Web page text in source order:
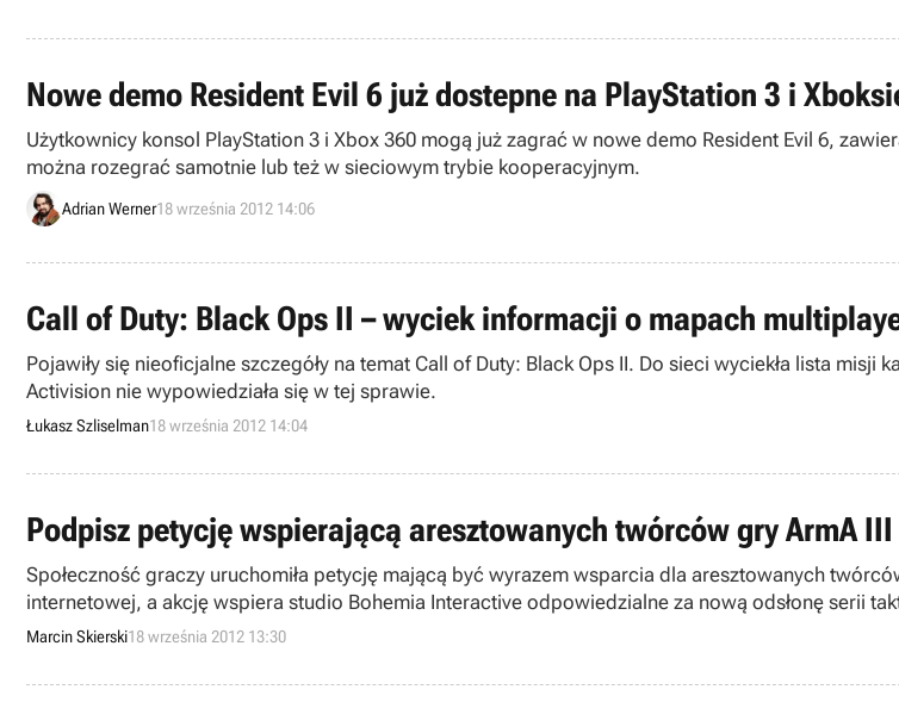
Nowe demo Resident Evil 6 już dostepne na PlayStation 3 i
Użytkownicy konsol PlayStation 3 i Xbox 360 mogą już zagrać w nowe demo Resident Evil 6,
można rozegrać samotnie lub też w sieciowym trybie kooperacyjnym.
Adrian Werner18 września 2012 14:06
Call of Duty: Black Ops II – wyciek informacji o mapach
Pojawiły się nieoficjalne szczegóły na temat Call of Duty: Black Ops II. Do sieci wyciekła lista
Activision nie wypowiedziała się w tej sprawie.
Łukasz Szliselman18 września 2012 14:04
Podpisz petycję wspierającą aresztowanych twórców gry ArmA III
Społeczność graczy uruchomiła petycję mającą być wyrazem wsparcia dla aresztowanych
internetowej, a akcję wspiera studio Bohemia Interactive odpowiedzialne za nową odsłonę serii
Marcin Skierski18 września 2012 13:30